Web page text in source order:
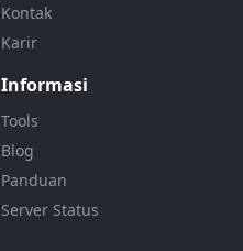
Kontak
Karir
Informasi
Tools
Blog
Panduan
Server Status